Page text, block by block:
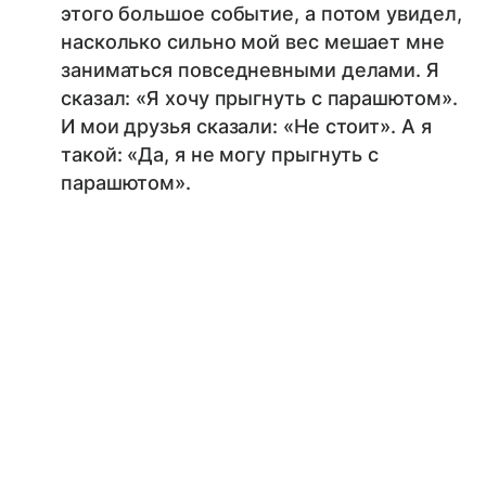
этого большое событие, а потом увидел,
насколько сильно мой вес мешает мне
заниматься повседневными делами. Я
сказал: «Я хочу прыгнуть с парашютом».
И мои друзья сказали: «Не стоит». А я
такой: «Да, я не могу прыгнуть с
парашютом».